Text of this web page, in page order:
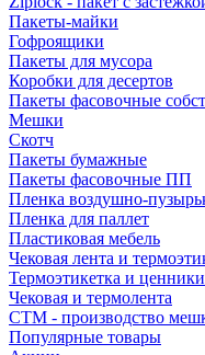
Пакеты-майки
Гофроящики
Пакеты для мусора
Коробки для десертов
Пакеты фасовочные
Мешки
Скотч
Пакеты бумажные
Пакеты фасовочные ПП
Пленка воздушно-
Пленка для паллет
Пластиковая мебель
Чековая лента и
Термоэтикетка и ценники
Чековая и термолента
СТМ - производство
Популярные товары